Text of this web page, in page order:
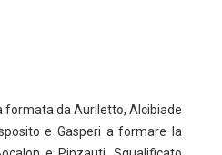
formata da Auriletto, Alcibiade
e Gasperi a formare la